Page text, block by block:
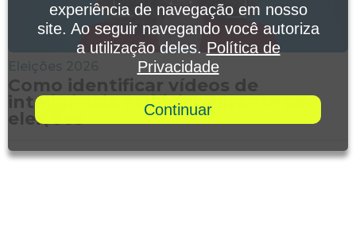
Eleições 2026
Como identificar vídeos de
inteligência artificial durante as
eleições
experiência de navegação em nosso
site. Ao seguir navegando você autoriza
a utilização deles. Política de
Privacidade
Continuar